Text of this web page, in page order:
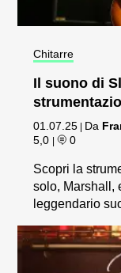
Chitarre
Il suono di
01.07.25 | Da
5,0 | 0
Scopri la
solo, Marshall,
leggendario